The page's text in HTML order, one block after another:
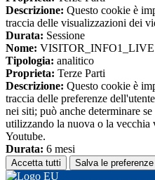
Descrizione: Questo cookie è
traccia delle visualizzazioni dei
Durata: Sessione
Nome: VISITOR_INFO1_LIVE
Tipologia: analitico
Proprieta: Terze Parti
Descrizione: Questo cookie è
traccia delle preferenze
nei siti; può anche determinare
utilizzando la nuova o la vecchia
Youtube.
Durata: 6 mesi
Accetta tutti Salva le preferenze